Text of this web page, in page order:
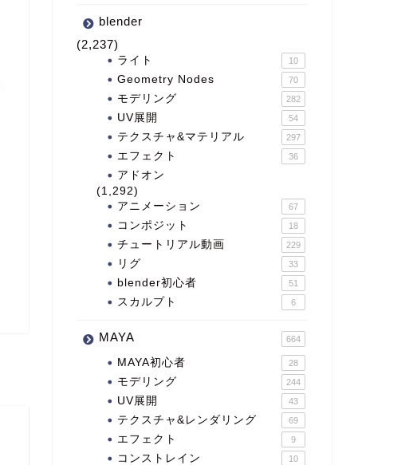
blender
(2,237)
ライト 10
Geometry Nodes 70
モデリング 282
UV展開 54
テクスチャ&マテリアル 297
エフェクト 36
アドオン
(1,292)
アニメーション
67
コンポジット 18
チュートリアル動画 229
リグ 33
blender初心者 51
スカルプト 6
MAYA 664
MAYA初心者 28
モデリング 244
UV展開 43
テクスチャ&レンダリング 69
エフェクト 9
コンストレイン 10